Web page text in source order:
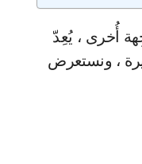
أُخرى ، يُعِدّ
، ونستعرض